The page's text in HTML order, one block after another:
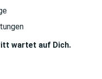
wartet auf Dich.